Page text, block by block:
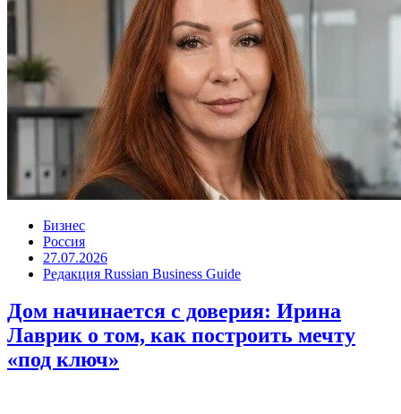
Бизнес
Россия
27.07.2026
Редакция Russian Business Guide
Дом начинается с доверия: Ирина
Лаврик о том, как построить мечту
«под ключ»